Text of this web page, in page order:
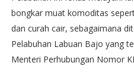
bongkar muat komoditas
dan curah cair, sebagaimana
Pelabuhan Labuan Bajo yang
Menteri Perhubungan Nomor